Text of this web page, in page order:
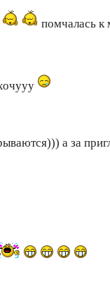
помчалась к
а за